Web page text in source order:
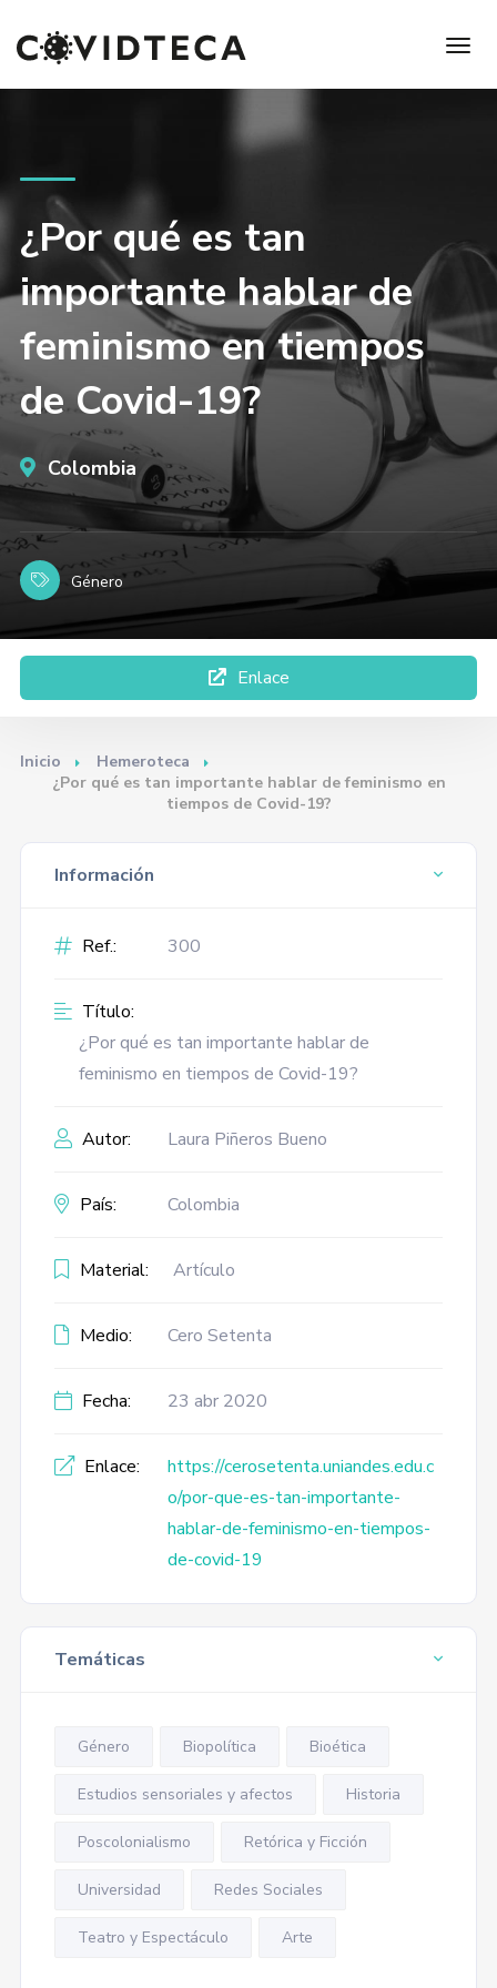
¿Por qué es tan
importante hablar de
feminismo en tiempos
de Covid-19?
Colombia
Género
Enlace
Inicio
Hemeroteca
¿Por qué es tan importante hablar de feminismo en
tiempos de Covid-19?
Información
Ref.: 300
Título:
¿Por qué es tan importante hablar de
feminismo en tiempos de Covid-19?
Autor: Laura Piñeros Bueno
País: Colombia
Material: Artículo
Medio: Cero Setenta
Fecha: 23 abr 2020
Enlace:
https://cerosetenta.uniandes.edu.c
o/por-que-es-tan-importante-
hablar-de-feminismo-en-tiempos-
de-covid-19
Temáticas
Género Biopolítica Bioética
Estudios sensoriales y afectos Historia
Poscolonialismo Retórica y Ficción
Universidad Redes Sociales
Teatro y Espectáculo Arte